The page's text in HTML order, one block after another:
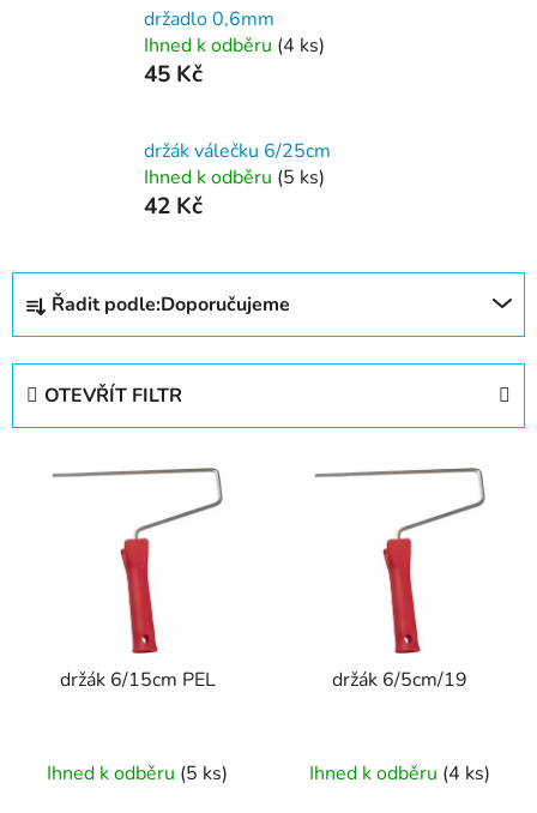
držadlo 0,6mm
Ihned k odběru (4 ks)
45 Kč
držák válečku 6/25cm
Ihned k odběru (5 ks)
42 Kč
Ř
z
Řadit podle:Doporučujeme
OTEVŘÍT FILTR
držák 6/15cm PEL
Ihned k odběru (5 ks)
držák 6/5cm/19
Ihned k odběru (4 ks)